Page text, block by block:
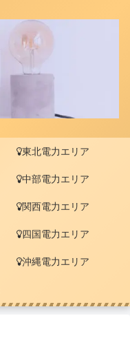
東北電力エリア
中部電力エリア
関西電力エリア
四国電力エリア
沖縄電力エリア